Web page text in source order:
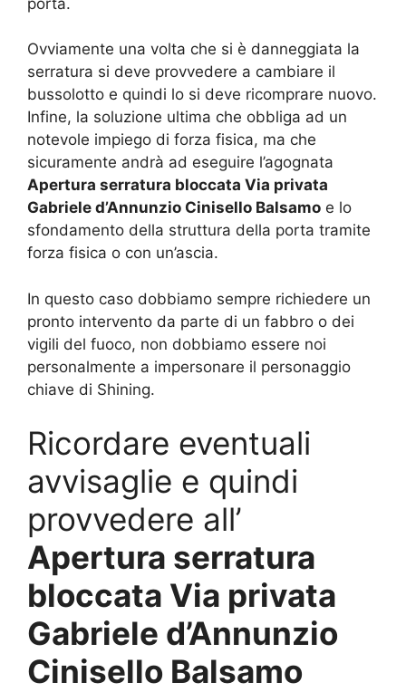
Ovviamente una volta che si è danneggiata la
serratura si deve provvedere a cambiare il
bussolotto e quindi lo si deve ricomprare nuovo.
Infine, la soluzione ultima che obbliga ad un
notevole impiego di forza fisica, ma che
sicuramente andrà ad eseguire l’agognata
Apertura serratura bloccata Via privata
Gabriele d’Annunzio Cinisello Balsamo e lo
sfondamento della struttura della porta tramite
forza fisica o con un’ascia.
In questo caso dobbiamo sempre richiedere un
pronto intervento da parte di un fabbro o dei
vigili del fuoco, non dobbiamo essere noi
personalmente a impersonare il personaggio
chiave di Shining.
Ricordare eventuali
avvisaglie e quindi
provvedere all’
Apertura serratura
bloccata Via privata
Gabriele d’Annunzio
Cinisello Balsamo